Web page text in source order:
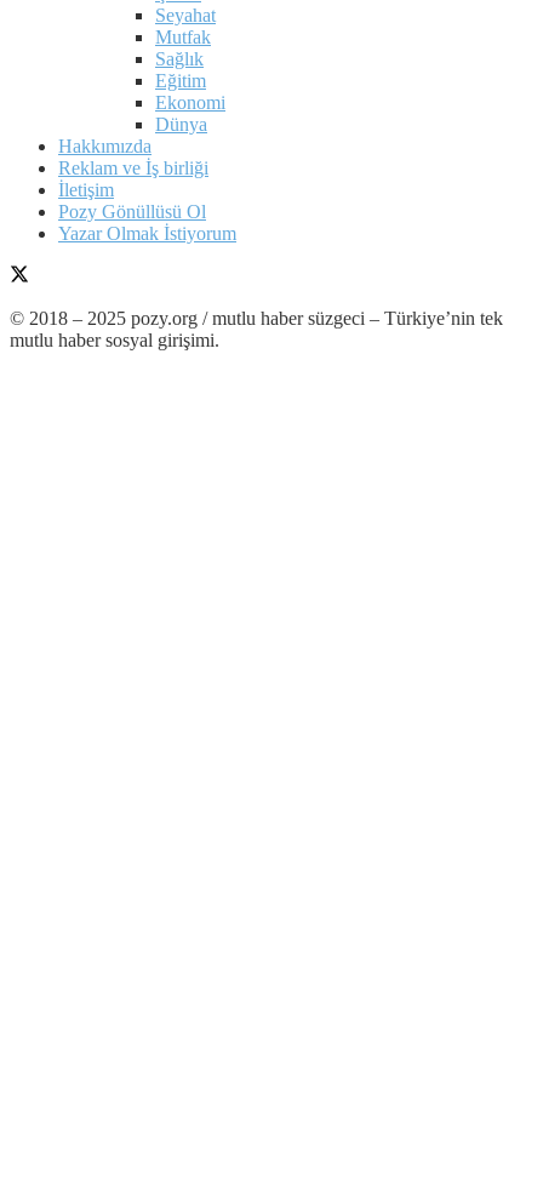
Seyahat
Mutfak
Sağlık
Eğitim
Ekonomi
Dünya
Hakkımızda
Reklam ve İş birliği
İletişim
Pozy Gönüllüsü Ol
Yazar Olmak İstiyorum
© 2018 – 2025 pozy.org / mutlu haber süzgeci – Türkiye’nin tek
mutlu haber sosyal girişimi.